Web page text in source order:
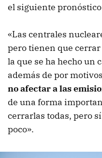
el siguiente
«Las centrales
pero tienen que cerrar
la que se ha hecho un
además de por
no afectar a las
de una forma
cerrarlas todas, pero
poco».